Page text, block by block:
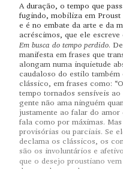
A duração, o tempo que
fugindo, mobiliza em Proust
e é no embate da arte e da
acréscimos, que ele escreve
Em busca do tempo perdido.
manifesta em frases que
alongam numa inquietude
caudaloso do estilo também
clássico, em frases como:
tempo tornados sensíveis ao
gente não ama ninguém
justamente ao falar do
fala como por máximas.
provisórias ou parciais. Se
declama os clássicos, os
são os involuntários e
que o desejo proustiano